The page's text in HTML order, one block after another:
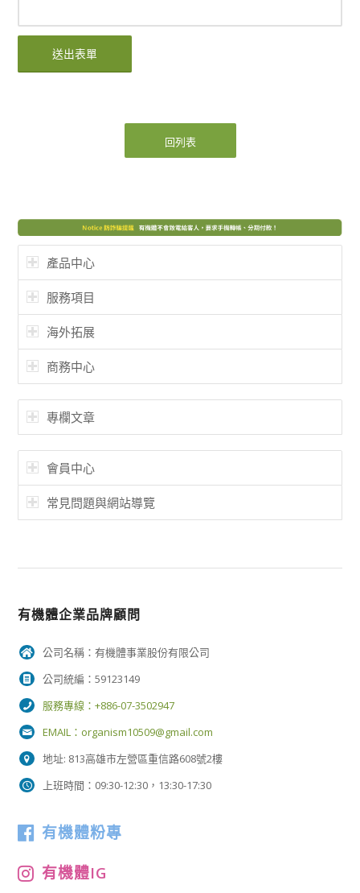
回列表
產品中心
服務項目
海外拓展
商務中心
專欄文章
會員中心
常見問題與網站導覽
有機體企業品牌顧問
公司名稱：有機體事業股份有限公司
公司統編：59123149
服務專線：+886-07-3502947
EMAIL： organism10509@gmail.com
地址: 813高雄市左營區重信路608號2樓
上班時間：09:30-12:30，13:30-17:30
有機體粉專
有機體IG